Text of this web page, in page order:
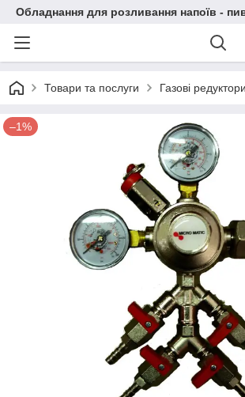
Обладнання для розливання напоїв -
Товари та послуги Газові
–1%